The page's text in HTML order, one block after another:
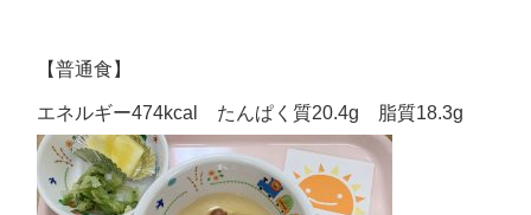
【普通食】
エネルギー474kcal たんぱく質20.4g 脂質18.3g